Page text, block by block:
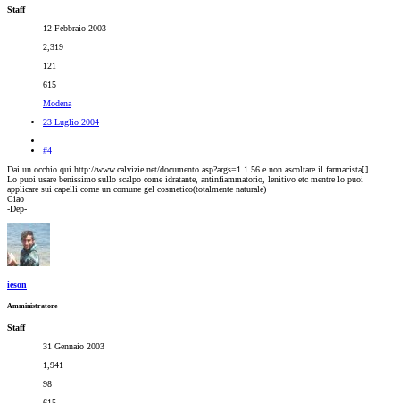
Staff
12 Febbraio 2003
2,319
121
615
Modena
23 Luglio 2004
#4
Dai un occhio qui http://www.calvizie.net/documento.asp?args=1.1.56 e non ascoltare il farmacista[]
Lo puoi usare benissimo sullo scalpo come idratante, antinfiammatorio, lenitivo etc mentre lo puoi
applicare sui capelli come un comune gel cosmetico(totalmente naturale)
Ciao
-Dep-
ieson
Amministratore
Staff
31 Gennaio 2003
1,941
98